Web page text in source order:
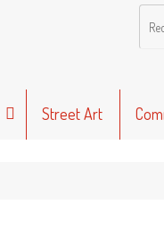
Street Art